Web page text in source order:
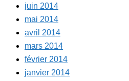
juin 2014
mai 2014
avril 2014
mars 2014
février 2014
janvier 2014